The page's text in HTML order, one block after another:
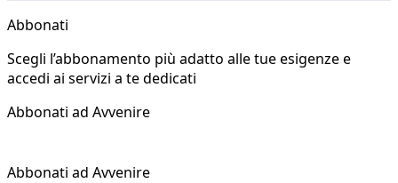
Abbonati
Scegli l’abbonamento più adatto alle tue esigenze e
accedi ai servizi a te dedicati
Abbonati ad Avvenire
Abbonati ad Avvenire